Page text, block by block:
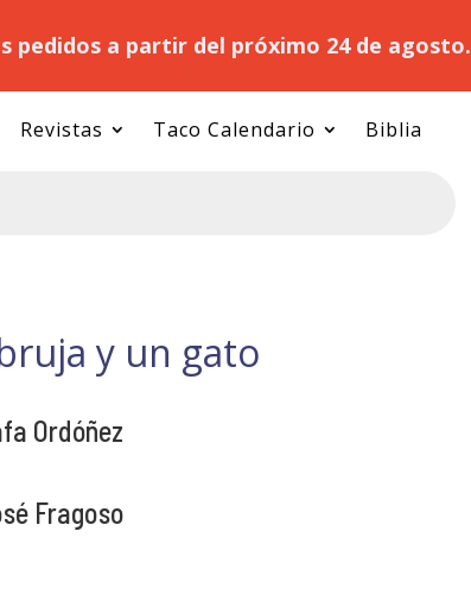
pedidos a partir del próximo 24 de agosto.
Revistas Taco Calendario Biblia
y un gato
Ordóñez
Fragoso